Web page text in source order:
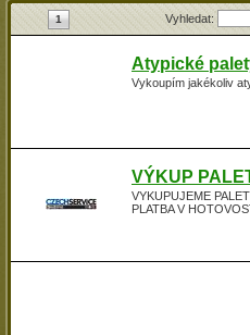
1 Vyhledat:
Atypické
Vykoupím jakékoliv
VÝKUP
VYKUPUJEME
PLATBA V